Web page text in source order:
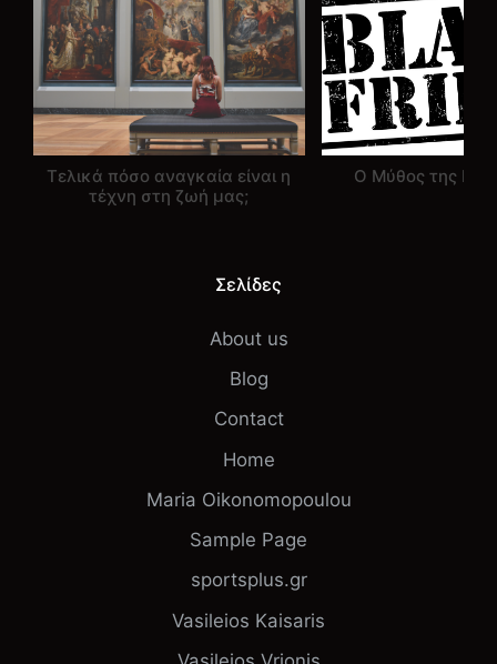
Τελικά πόσο αναγκαία είναι η
τέχνη στη ζωή μας;
Ο Μύθος της
Σελίδες
About us
Blog
Contact
Home
Maria Oikonomopoulou
Sample Page
sportsplus.gr
Vasileios Kaisaris